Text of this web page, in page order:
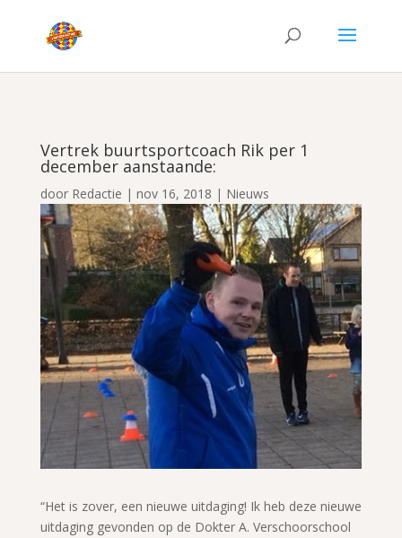
Vertrek buurtsportcoach Rik per 1
december aanstaande:
door Redactie | nov 16, 2018 | Nieuws
“Het is zover, een nieuwe uitdaging! Ik heb deze nieuwe
uitdaging gevonden op de Dokter A. Verschoorschool